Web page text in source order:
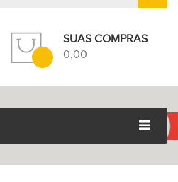
SUAS COMPRAS
0,00